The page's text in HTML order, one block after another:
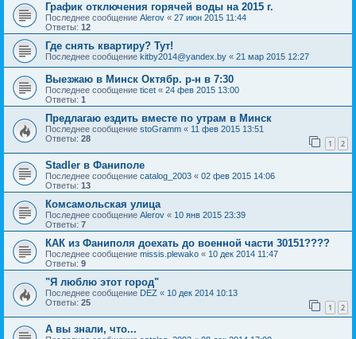
График отключения горячей воды на 2015 г.
Последнее сообщение Alerov « 27 июн 2015 11:44
Ответы: 12
Где снять квартиру? Тут!
Последнее сообщение kitby2014@yandex.by « 21 мар 2015 12:27
Выезжаю в Минск Октябр. р-н в 7:30
Последнее сообщение ticet « 24 фев 2015 13:00
Ответы: 1
Предлагаю ездить вместе по утрам в Минск
Последнее сообщение stoGramm « 11 фев 2015 13:51
Ответы: 28 1 2
Stadler в Фаниполе
Последнее сообщение catalog_2003 « 02 фев 2015 14:06
Ответы: 13
Комсамольская улица
Последнее сообщение Alerov « 10 янв 2015 23:39
Ответы: 7
КАК из Фаниполя доехать до военной части 30151????
Последнее сообщение missis.plewako « 10 дек 2014 11:47
Ответы: 9
"Я люблю этот город"
Последнее сообщение DEZ « 10 дек 2014 10:13
Ответы: 25 1 2
А вы знали, что...